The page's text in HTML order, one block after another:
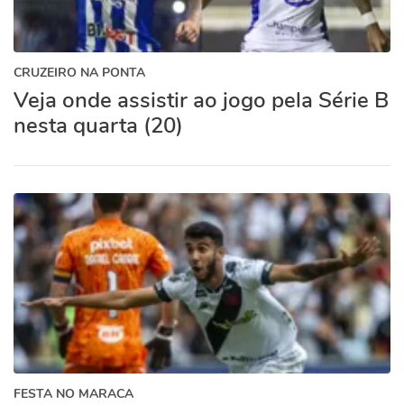
CRUZEIRO NA PONTA
Veja onde assistir ao jogo pela Série B
nesta quarta (20)
FESTA NO MARACA